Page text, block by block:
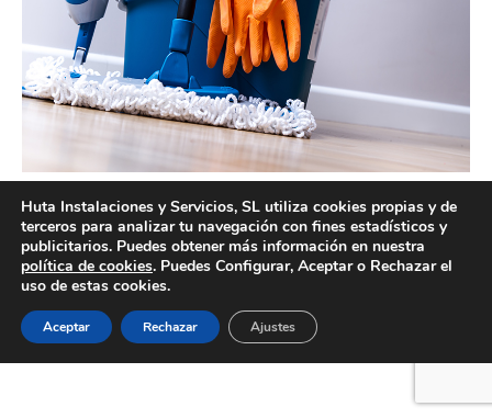
Empresas de limpieza Valencia con años de experiencia
Información legal
Huta Instalaciones y Servicios, SL utiliza cookies propias y de
terceros para analizar tu navegación con fines estadísticos y
publicitarios. Puedes obtener más información en nuestra
política de cookies. Puedes Configurar, Aceptar o Rechazar el
uso de estas cookies.
Aceptar Rechazar Ajustes